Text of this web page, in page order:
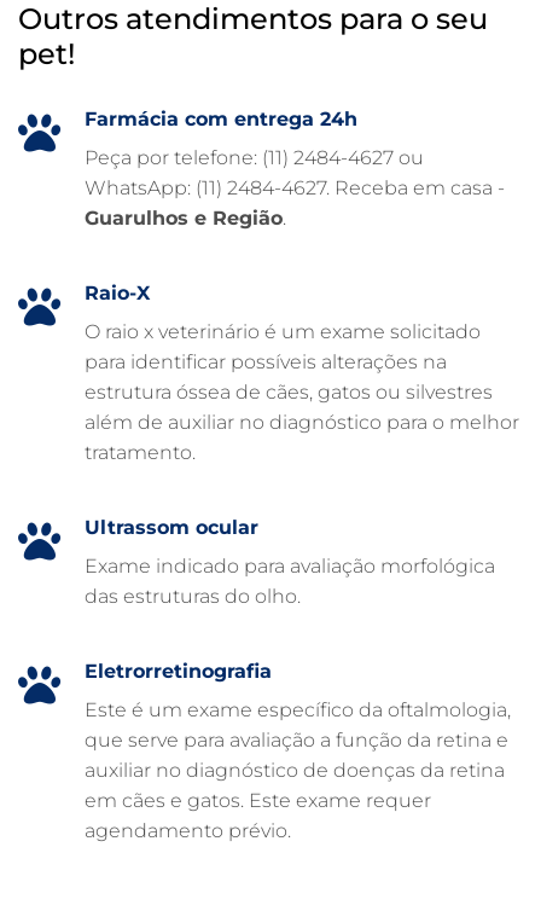
HOSPITAL VETERINÁRIO 24 HORAS
HOSPITAL VETERINÁRIO
FISIOTERAPIA VETERINÁRIA
FARMÁCIA VETERINÁRIA 24H
EMERGÊNCIA VETERINÁRIA
EMERGÊNCIA PARA PETS
CUIDADOS INTENSIVOS EM ANIMAIS
CLÍNICA VETERINÁRIA ARCA
CLÍNICA VETERINÁRIA 24 HORAS
ATENDIMENTO VETERINÁRIO
Outros atendimentos para o seu
pet!
Farmácia com entrega 24h
Peça por telefone: (11) 2484-4627 ou
WhatsApp: (11) 2484-4627. Receba em casa -
Guarulhos e Região.
Raio-X
O raio x veterinário é um exame solicitado
para identificar possíveis alterações na
estrutura óssea de cães, gatos ou silvestres
além de auxiliar no diagnóstico para o melhor
tratamento.
Ultrassom ocular
Exame indicado para avaliação morfológica
das estruturas do olho.
Eletrorretinografia
Este é um exame específico da oftalmologia,
que serve para avaliação a função da retina e
auxiliar no diagnóstico de doenças da retina
em cães e gatos. Este exame requer
agendamento prévio.